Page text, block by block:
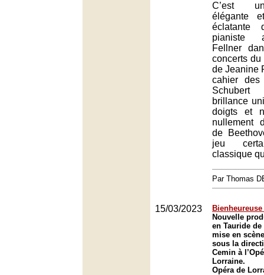
C’est
élégante
éclatante
pianiste
Fellner
concerts
de Jeanine
cahier des
brillance
doigts et
nullement
de
jeu
classique
Par Thomas
15/03/2023
Nouvelle
en Tauride
mise en
sous la
Cemin à
Lorraine.
Opéra de